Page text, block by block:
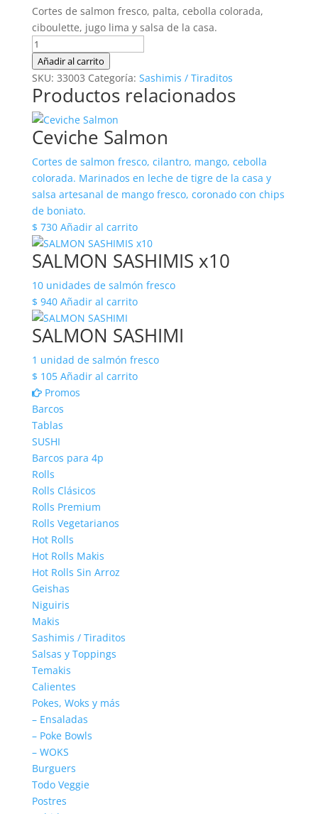
Cortes de salmon fresco, palta, cebolla colorada,
ciboulette, jugo lima y salsa de la casa.
Tartar
de
Salmon
cantidad
Añadir al carrito
SKU: 33003 Categoría: Sashimis / Tiraditos
Productos relacionados
Ceviche Salmon
Cortes de salmon fresco, cilantro, mango, cebolla
colorada. Marinados en leche de tigre de la casa y
salsa artesanal de mango fresco, coronado con chips
de boniato.
$ 730 Añadir al carrito
SALMON SASHIMIS x10
10 unidades de salmón fresco
$ 940 Añadir al carrito
SALMON SASHIMI
1 unidad de salmón fresco
$ 105 Añadir al carrito
Promos
Barcos
Tablas
SUSHI
Barcos para 4p
Rolls
Rolls Clásicos
Rolls Premium
Rolls Vegetarianos
Hot Rolls
Hot Rolls Makis
Hot Rolls Sin Arroz
Geishas
Niguiris
Makis
Sashimis / Tiraditos
Salsas y Toppings
Temakis
Calientes
Pokes, Woks y más
– Ensaladas
– Poke Bowls
– WOKS
Burguers
Todo Veggie
Postres